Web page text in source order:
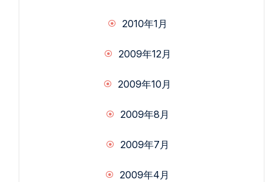
2010年1月
2009年12月
2009年10月
2009年8月
2009年7月
2009年4月